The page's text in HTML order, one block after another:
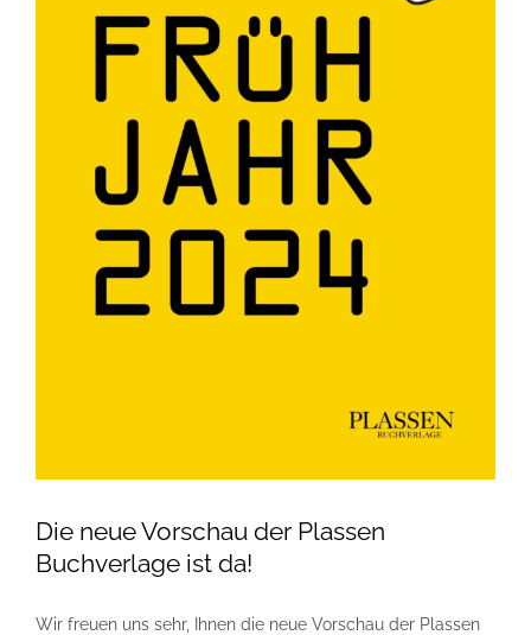
Die neue Vorschau der Plassen
Buchverlage ist da!
Wir freuen uns sehr, Ihnen die neue Vorschau der Plassen